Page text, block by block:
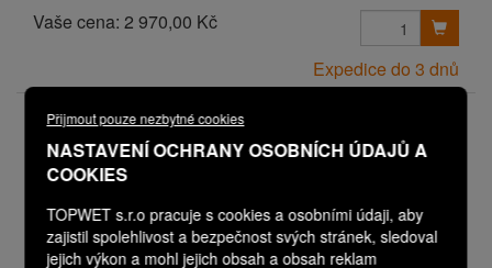
Přijmout pouze nezbytné cookies
NASTAVENÍ OCHRANY OSOBNÍCH ÚDAJŮ A
COOKIES
TOPWET s.r.o pracuje s cookies a osobními údaji, aby
zajistil spolehlivost a bezpečnost svých stránek, sledoval
jejich výkon a mohl jejich obsah a obsah reklam
Vaše cena: 2 970,00 Kč
Expedice do 3 dnů
V08P3010M3015PN00PD06
TW SAN BZ 110 PVC FATRAFOL 804 -
TMAVĚ ŠEDÁ (PN00/PD06)
s integrovanou PVC manžetou
Vaše cena:3 070,00 Kč